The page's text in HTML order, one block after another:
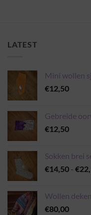
LATEST
Mini wollen
€12,50
Gebreide
€12,50
Sokken brei
€14,50 - €
Wollen deken
€80,00